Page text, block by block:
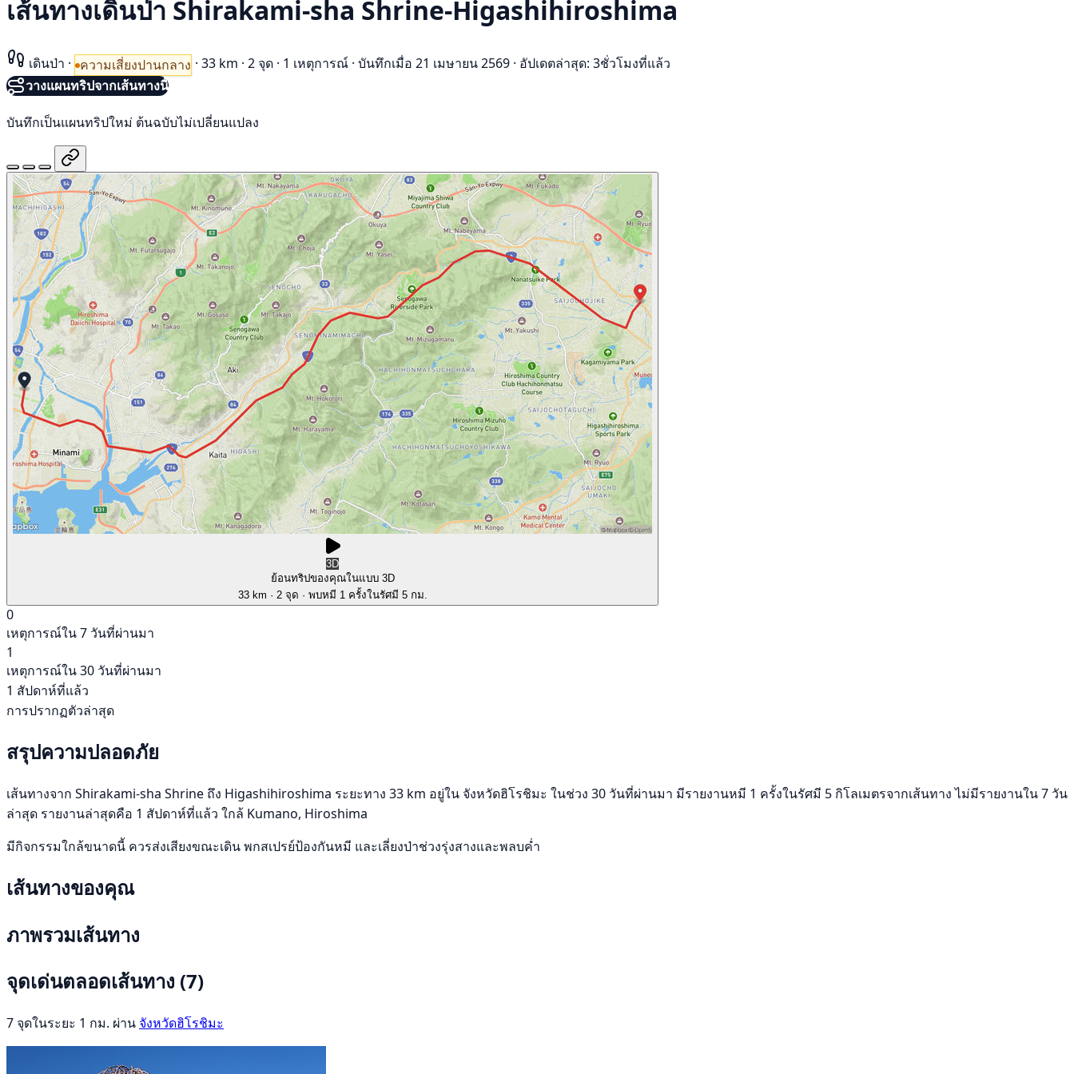
เส้นทางเดินป่า Shirakami-sha Shrine-Higashihiroshima
เดินป่า · ความเสี่ยงปานกลาง · 33 km · 2 จุด · 1 เหตุการณ์ · บันทึกเมื่อ 21 เมษายน 2569 · อัปเดตล่าสุด: 3ชั่วโมงที่แล้ว
วางแผนทริปจากเส้นทางนี้
บันทึกเป็นแผนทริปใหม่ ต้นฉบับไม่เปลี่ยนแปลง
3D
ย้อนทริปของคุณในแบบ 3D
33 km · 2 จุด · พบหมี 1 ครั้งในรัศมี 5 กม.
0
เหตุการณ์ใน 7 วันที่ผ่านมา
1
เหตุการณ์ใน 30 วันที่ผ่านมา
1 สัปดาห์ที่แล้ว
การปรากฏตัวล่าสุด
สรุปความปลอดภัย
เส้นทางจาก Shirakami-sha Shrine ถึง Higashihiroshima ระยะทาง 33 km อยู่ใน จังหวัดฮิโรชิมะ ในช่วง 30 วันที่ผ่านมา มีรายงานหมี 1 ครั้งในรัศมี 5 กิโลเมตรจากเส้นทาง ไม่มีรายงานใน 7 วัน
ล่าสุด รายงานล่าสุดคือ 1 สัปดาห์ที่แล้ว ใกล้ Kumano, Hiroshima
มีกิจกรรมใกล้ขนาดนี้ ควรส่งเสียงขณะเดิน พกสเปรย์ป้องกันหมี และเลี่ยงป่าช่วงรุ่งสางและพลบค่ำ
เส้นทางของคุณ
ภาพรวมเส้นทาง
จุดเด่นตลอดเส้นทาง (7)
7 จุดในระยะ 1 กม. ผ่าน จังหวัดฮิโรชิมะ